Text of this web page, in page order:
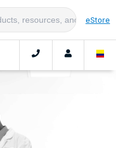
eStore